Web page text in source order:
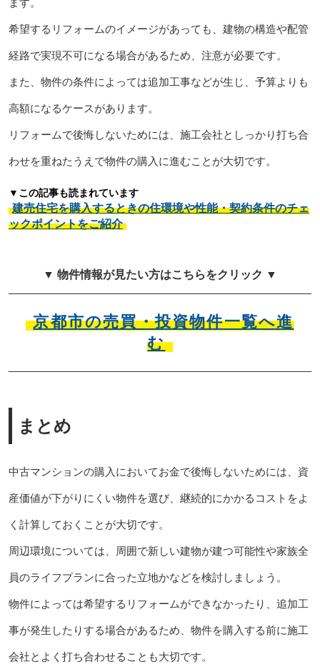
ます。
希望するリフォームのイメージがあっても、建物の構造や配管
経路で実現不可になる場合があるため、注意が必要です。
また、物件の条件によっては追加工事などが生じ、予算よりも
高額になるケースがあります。
リフォームで後悔しないためには、施工会社としっかり打ち合
わせを重ねたうえで物件の購入に進むことが大切です。
▼この記事も読まれています
建売住宅を購入するときの住環境や性能・契約条件のチェ
ックポイントをご紹介
▼ 物件情報が見たい方はこちらをクリック ▼
京都市の売買・投資物件一覧へ進
む
まとめ
中古マンションの購入においてお金で後悔しないためには、資
産価値が下がりにくい物件を選び、継続的にかかるコストをよ
く計算しておくことが大切です。
周辺環境については、周囲で新しい建物が建つ可能性や家族全
員のライフプランに合った立地かなどを検討しましょう。
物件によっては希望するリフォームができなかったり、追加工
事が発生したりする場合があるため、物件を購入する前に施工
会社とよく打ち合わせることも大切です。